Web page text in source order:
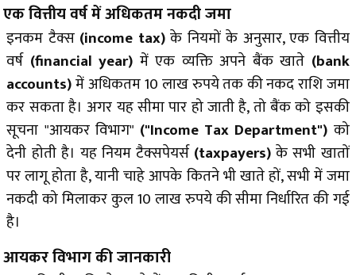
एक वित्तीय वर्ष में अधिकतम नकदी जमा
इनकम टैक्स(income tax) के नियमों के अनुसार, एक वित्तीय
वर्ष (financial year) में एक व्यक्ति अपने बैंक खाते (bank
accounts)में अधिकतम 10 लाख रुपये तक की नकद राशि जमा
कर सकता है। अगर यह सीमा पार हो जाती है, तो बैंक को इसकी
सूचना "आयकर विभाग" ("Income Tax Department") को
देनी होती है। यह नियम टैक्सपेयर्स(taxpayers) के सभी खातों
पर लागू होता है, यानी चाहे आपके कितने भी खाते हों, सभी में जमा
नकदी को मिलाकर कुल 10 लाख रुपये की सीमा निर्धारित की गई
है।
आयकर विभाग की जानकारी